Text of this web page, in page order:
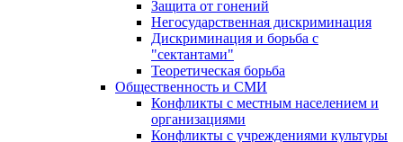
Защита от гонений
Негосударственная дискриминация
Дискриминация и борьба с
"сектантами"
Теоретическая борьба
Общественность и СМИ
Конфликты с местным населением и
организациями
Конфликты с учреждениями культуры